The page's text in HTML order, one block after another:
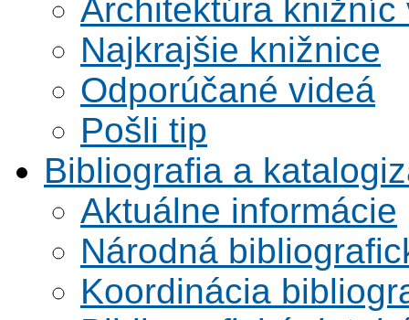
Architektúra knižníc
Najkrajšie knižnice
Odporúčané videá
Pošli tip
Bibliografia a
Aktuálne informácie
Národná
Koordinácia